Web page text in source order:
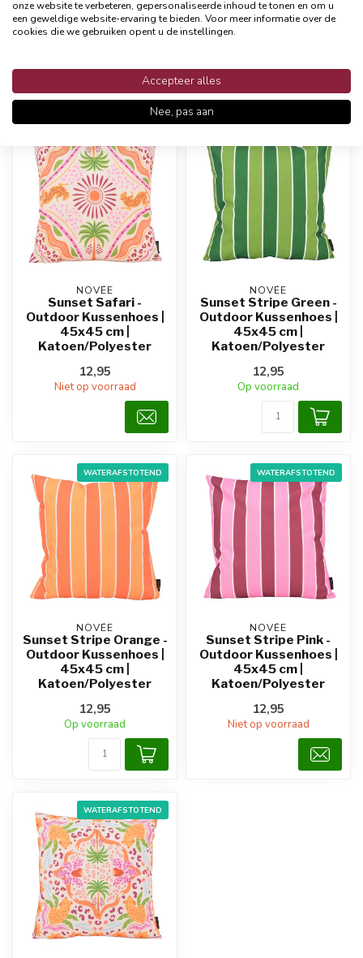
cm | Katoen/Polyester
12,95
cm | Katoen/Polyester
NOVÉE
Sunset Safari -
Outdoor Kussenhoes |
45x45 cm |
Katoen/Polyester
12,95
Niet op voorraad
NOVÉE
Sunset Stripe Green -
Outdoor Kussenhoes |
45x45 cm |
Katoen/Polyester
12,95
Op voorraad
WATERAFSTOTEND
NOVÉE
Sunset Stripe Orange -
Outdoor Kussenhoes |
45x45 cm |
Katoen/Polyester
12,95
Op voorraad
WATERAFSTOTEND
NOVÉE
Sunset Stripe Pink -
Outdoor Kussenhoes |
45x45 cm |
Katoen/Polyester
12,95
Niet op voorraad
WATERAFSTOTEND
onze website te verbeteren, gepersonaliseerde inhoud te tonen en om u
een geweldige website-ervaring te bieden. Voor meer informatie over de
cookies die we gebruiken opent u de instellingen.
Accepteer alles
Nee, pas aan